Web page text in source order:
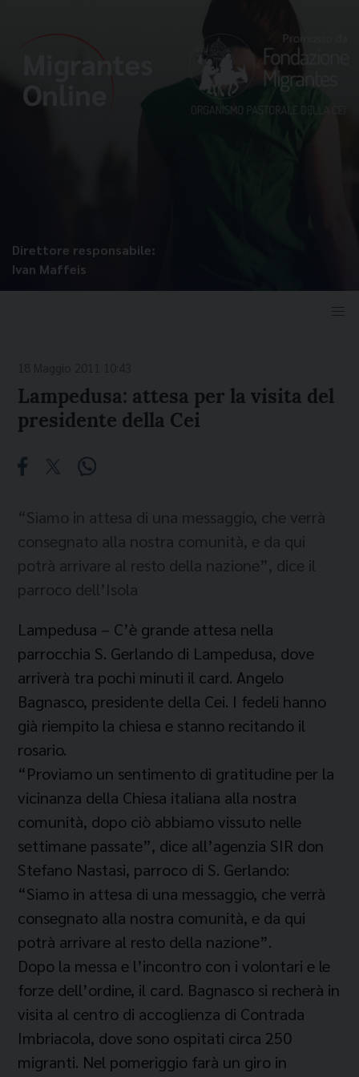
Direttore responsabile:
Ivan Maffeis
Lampedusa: attesa per la visita del
presidente della Cei
“Siamo in attesa di una messaggio, che verrà
consegnato alla nostra comunità, e da qui
potrà arrivare al resto della nazione”, dice il
parroco dell’Isola
Lampedusa – C’è grande attesa nella
parrocchia S. Gerlando di Lampedusa, dove
arriverà tra pochi minuti il card. Angelo
Bagnasco, presidente della Cei. I fedeli hanno
già riempito la chiesa e stanno recitando il
rosario.
“Proviamo un sentimento di gratitudine per la
vicinanza della Chiesa italiana alla nostra
comunità, dopo ciò abbiamo vissuto nelle
settimane passate”, dice all’agenzia SIR don
Stefano Nastasi, parroco di S. Gerlando:
“Siamo in attesa di una messaggio, che verrà
consegnato alla nostra comunità, e da qui
potrà arrivare al resto della nazione”.
Dopo la messa e l’incontro con i volontari e le
forze dell’ordine, il card. Bagnasco si recherà in
visita al centro di accoglienza di Contrada
Imbriacola, dove sono ospitati circa 250
migranti. Nel pomeriggio farà un giro in